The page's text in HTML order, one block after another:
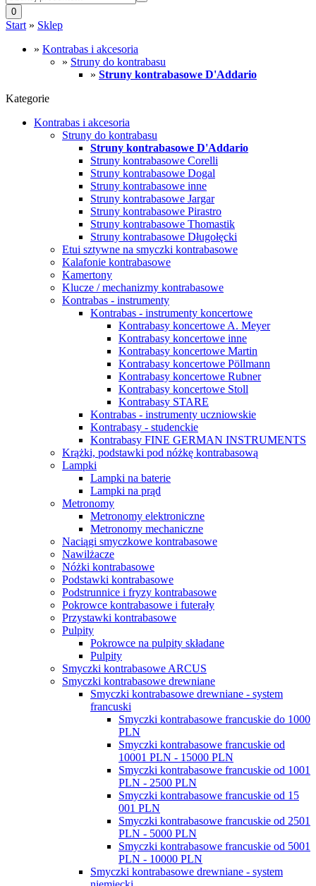
0
Start » Sklep
» Kontrabas i akcesoria
» Struny do kontrabasu
» Struny kontrabasowe D'Addario
Kategorie
Kontrabas i akcesoria
Struny do kontrabasu
Struny kontrabasowe D'Addario
Struny kontrabasowe Corelli
Struny kontrabasowe Dogal
Struny kontrabasowe inne
Struny kontrabasowe Jargar
Struny kontrabasowe Pirastro
Struny kontrabasowe Thomastik
Struny kontrabasowe Długołęcki
Etui sztywne na smyczki kontrabasowe
Kalafonie kontrabasowe
Kamertony
Klucze / mechanizmy kontrabasowe
Kontrabas - instrumenty
Kontrabas - instrumenty koncertowe
Kontrabasy koncertowe A. Meyer
Kontrabasy koncertowe inne
Kontrabasy koncertowe Martin
Kontrabasy koncertowe Pöllmann
Kontrabasy koncertowe Rubner
Kontrabasy koncertowe Stoll
Kontrabasy STARE
Kontrabas - instrumenty uczniowskie
Kontrabasy - studenckie
Kontrabasy FINE GERMAN INSTRUMENTS
Krążki, podstawki pod nóżkę kontrabasową
Lampki
Lampki na baterie
Lampki na prąd
Metronomy
Metronomy elektroniczne
Metronomy mechaniczne
Naciągi smyczkowe kontrabasowe
Nawilżacze
Nóżki kontrabasowe
Podstawki kontrabasowe
Podstrunnice i fryzy kontrabasowe
Pokrowce kontrabasowe i futerały
Przystawki kontrabasowe
Pulpity
Pokrowce na pulpity składane
Pulpity
Smyczki kontrabasowe ARCUS
Smyczki kontrabasowe drewniane
Smyczki kontrabasowe drewniane - system
francuski
Smyczki kontrabasowe francuskie do 1000
PLN
Smyczki kontrabasowe francuskie od
10001 PLN - 15000 PLN
Smyczki kontrabasowe francuskie od 1001
PLN - 2500 PLN
Smyczki kontrabasowe francuskie od 15
001 PLN
Smyczki kontrabasowe francuskie od 2501
PLN - 5000 PLN
Smyczki kontrabasowe francuskie od 5001
PLN - 10000 PLN
Smyczki kontrabasowe drewniane - system